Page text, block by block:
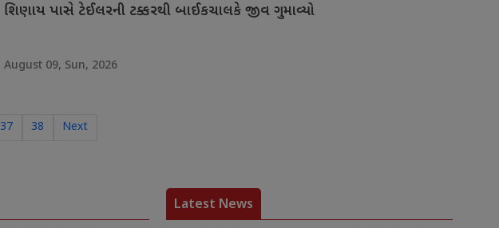
શિણાય પાસે ટેઈલરની ટક્કરથી બાઈકચાલકે જીવ ગુમાવ્યો
August 09, Sun, 2026
37 38 Next
Latest News